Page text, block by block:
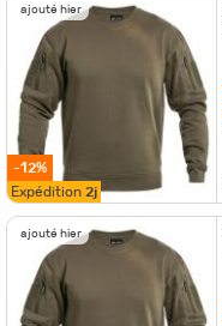
ajouté hier
-12%
Expédition 2j
ajouté hier